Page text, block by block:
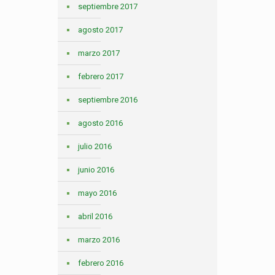
septiembre 2017
agosto 2017
marzo 2017
febrero 2017
septiembre 2016
agosto 2016
julio 2016
junio 2016
mayo 2016
abril 2016
marzo 2016
febrero 2016